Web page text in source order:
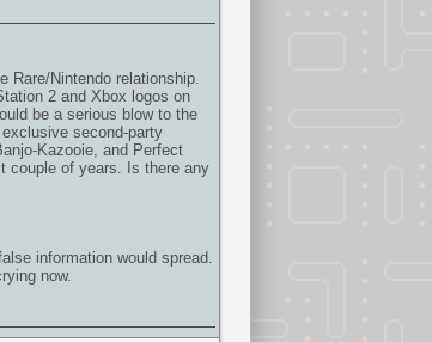
Rare/Nintendo relationship.
2 and Xbox logos on
be a serious blow to the
second-party
Kazooie, and Perfect
couple of years. Is there any
information would spread.
now.